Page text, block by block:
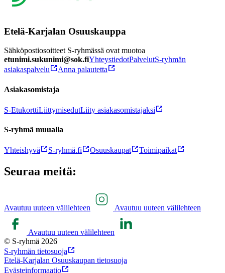
Etelä-Karjalan Osuuskauppa
Sähköpostiosoitteet S-ryhmässä ovat muotoa
etunimi.sukunimi@sok.fiYhteystiedotPalvelutS-ryhmän
asiakaspalvelu
Anna palautetta
Asiakasomistaja
S-EtukorttiLiittymisedutLiity asiakasomistajaksi
S-ryhmä muualla
Yhteishyvä S-ryhmä.fi Osuuskaupat Toimipaikat
Seuraa meitä:
Avautuu uuteen välilehteen Avautuu uuteen välilehteen
Avautuu uuteen välilehteen
© S-ryhmä 2026
S-ryhmän tietosuoja
Etelä-Karjalan Osuuskaupan tietosuoja
Evästeinformaatio